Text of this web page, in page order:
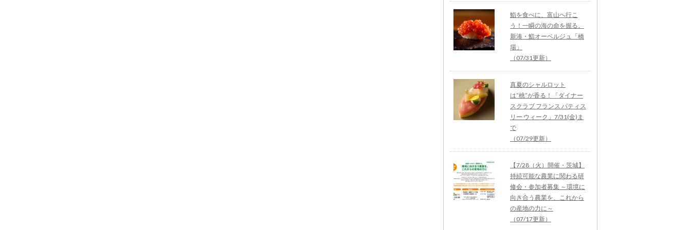
鮨を食べに、富山へ行こ
う！一瞬の海の命を握る。
新湊・鮨オーベルジュ「橋
場」
（07/31更新）
真夏のシャルロット
は“桃”が香る！「ダイナー
スクラブ フランス パティス
リー ウィーク」7/31(金)ま
で
（07/29更新）
【7/28（火）開催・茨城】
持続可能な農業に関わる研
修会・参加者募集 ～環境に
向き合う農業を、これから
の産地の力に～
（07/17更新）